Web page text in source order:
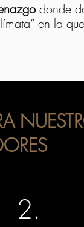
donde
en la
2.